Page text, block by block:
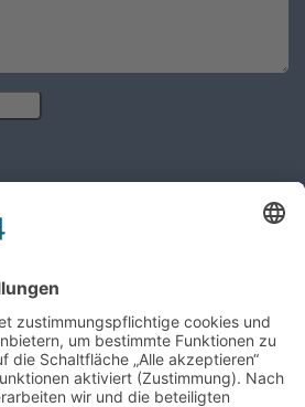
des Pfarrbüros
8:30 Uhr - 10:30 Uhr
Ihre Zustimmung, um